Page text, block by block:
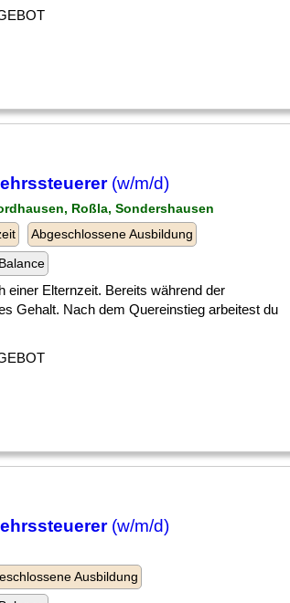
(w/m/d)
Roßla, Sondershausen
Abgeschlossene Ausbildung
einer Elternzeit. Bereits während der
Gehalt. Nach dem Quereinstieg arbeitest du
(w/m/d)
Ausbildung